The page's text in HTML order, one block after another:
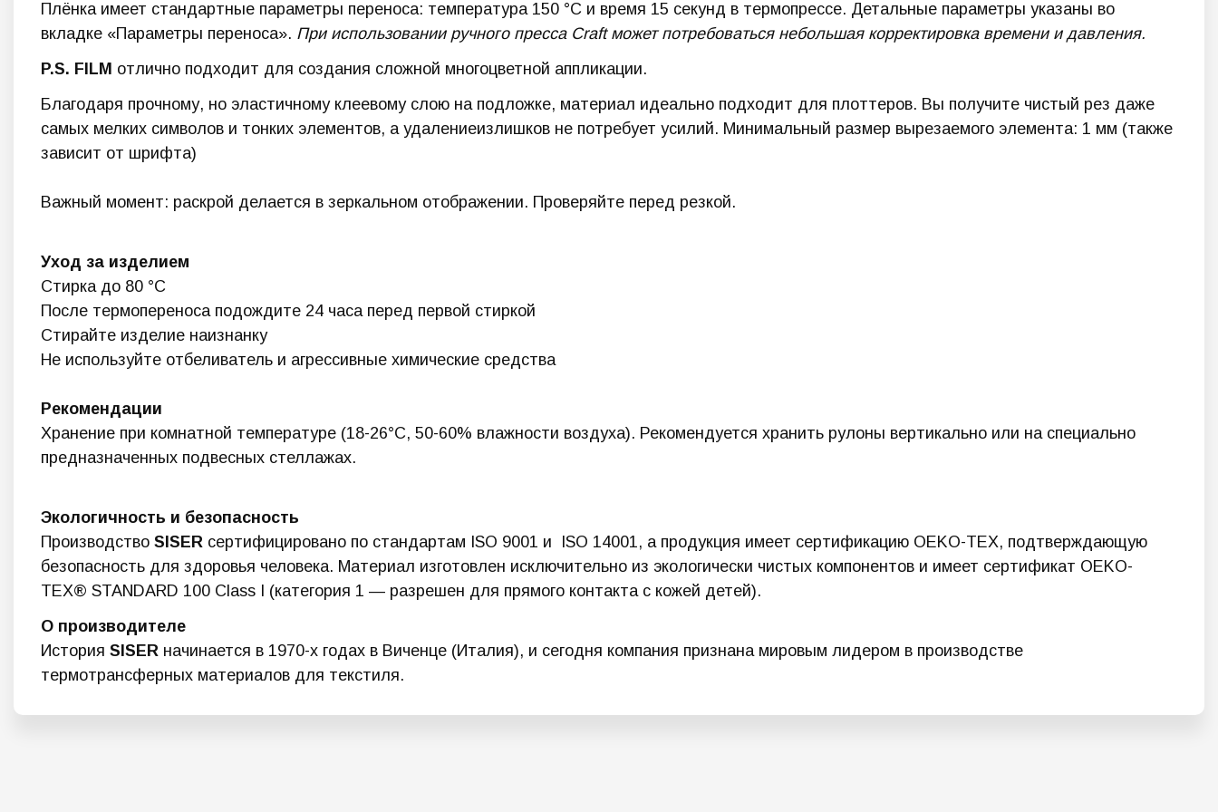
Плёнка имеет стандартные параметры переноса: температура 150 °C и время 15 секунд в термопрессе. Детальные параметры указаны во
вкладке «Параметры переноса». При использовании ручного пресса Craft может потребоваться небольшая корректировка времени и давления.
P.S. FILM отлично подходит для создания сложной многоцветной аппликации.
Благодаря прочному, но эластичному клеевому слою на подложке, материал идеально подходит для плоттеров. Вы получите чистый рез даже
самых мелких символов и тонких элементов, а удалениеизлишков не потребует усилий. Минимальный размер вырезаемого элемента: 1 мм (также
зависит от шрифта)
Важный момент: раскрой делается в зеркальном отображении. Проверяйте перед резкой.
Уход за изделием
Стирка до 80 °C
После термопереноса подождите 24 часа перед первой стиркой
Стирайте изделие наизнанку
Не используйте отбеливатель и агрессивные химические средства
Рекомендации
Хранение при комнатной температуре (18-26°C, 50-60% влажности воздуха). Рекомендуется хранить рулоны вертикально или на специально
предназначенных подвесных стеллажах.
Экологичность и безопасность
Производство SISER сертифицировано по стандартам ISO 9001 и ISO 14001, а продукция имеет сертификацию OEKO-TEX, подтверждающую
безопасность для здоровья человека. Материал изготовлен исключительно из экологически чистых компонентов и имеет сертификат OEKO-
TEX® STANDARD 100 Class I (категория 1 — разрешен для прямого контакта с кожей детей).
О производителе
История SISER начинается в 1970-х годах в Виченце (Италия), и сегодня компания признана мировым лидером в производстве
термотрансферных материалов для текстиля.